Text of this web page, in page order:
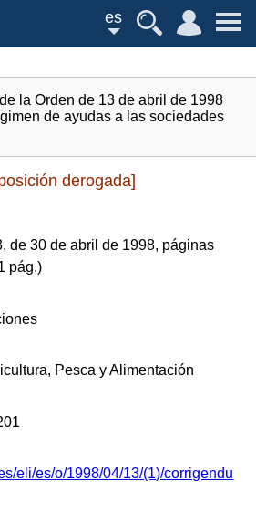
es
la Orden de 13 de abril de 1998
de ayudas a las sociedades
derogada]
de 30 de abril de 1998, páginas
pág.)
Pesca y Alimentación
eli/es/o/1998/04/13/(1)/corrigendu